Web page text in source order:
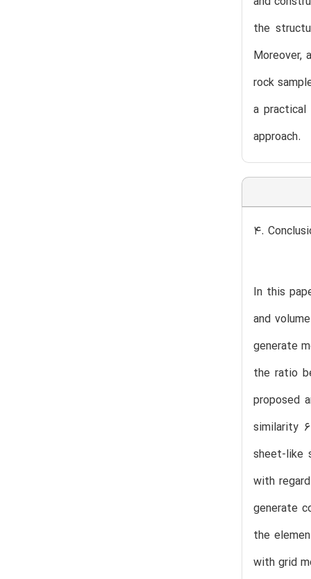
the
Moreover,
rock
a
approach.
4.
In this
and
generate
the ratio
proposed
similarity
sheet-like
with
generate
the
with grid